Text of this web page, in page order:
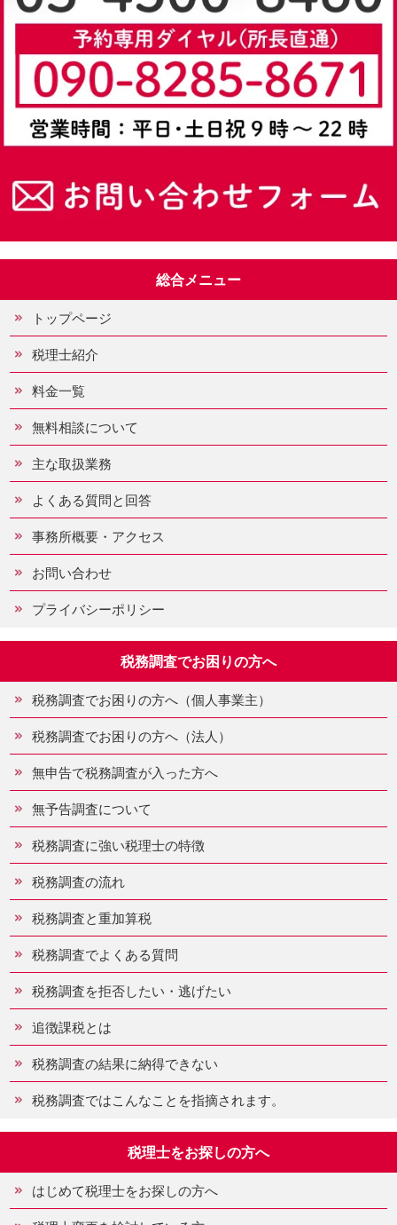
総合メニュー
トップページ
税理士紹介
料金一覧
無料相談について
主な取扱業務
よくある質問と回答
事務所概要・アクセス
お問い合わせ
プライバシーポリシー
税務調査でお困りの方へ
税務調査でお困りの方へ（個人事業主）
税務調査でお困りの方へ（法人）
無申告で税務調査が入った方へ
無予告調査について
税務調査に強い税理士の特徴
税務調査の流れ
税務調査と重加算税
税務調査でよくある質問
税務調査を拒否したい・逃げたい
追徴課税とは
税務調査の結果に納得できない
税務調査ではこんなことを指摘されます。
税理士をお探しの方へ
はじめて税理士をお探しの方へ